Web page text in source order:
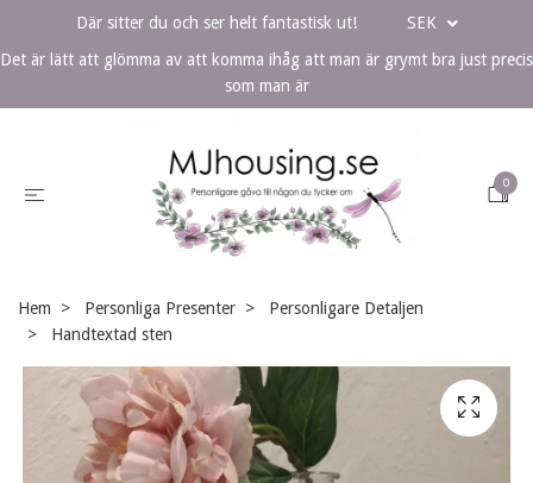
Där sitter du och ser helt fantastisk ut!
SEK
Det är lätt att glömma av att komma ihåg att man är grymt bra just precis
som man är
0
Hem Personliga Presenter
Personligare Detaljen
Handtextad sten